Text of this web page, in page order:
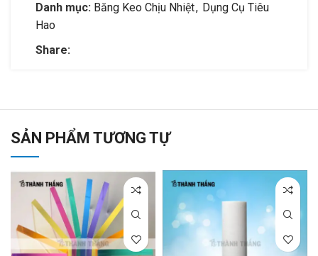
Danh mục: Băng Keo Chịu Nhiệt, Dụng Cụ Tiêu
Hao
Share:
SẢN PHẨM TƯƠNG TỰ